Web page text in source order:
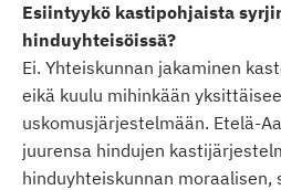
Esiintyykö kastipohjaista
hinduyhteisöissä?
Ei. Yhteiskunnan jakaminen
eikä kuulu mihinkään
uskomusjärjestelmään. Etelä-
juurensa hindujen
hinduyhteiskunnan moraalisen,